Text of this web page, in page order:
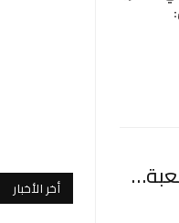
أخر الأخبار